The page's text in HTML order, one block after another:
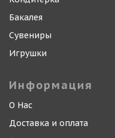
Бакалея
Сувениры
Игрушки
Информация
О Нас
Доставка и оплата